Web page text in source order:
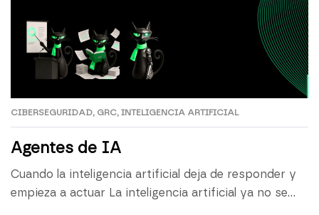
CIBERSEGURIDAD, GRC, INTELIGENCIA ARTIFICIAL
Agentes de IA
Cuando la inteligencia artificial deja de responder y
empieza a actuar La inteligencia artificial ya no se